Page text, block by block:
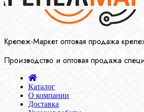
Крепеж-Маркет оптовая продажа
Производство и оптовая продажа
Каталог
О компании
Доставка